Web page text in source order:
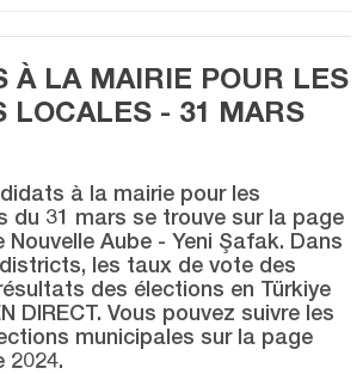
À LA MAIRIE POUR LES
LOCALES - 31 MARS
à la mairie pour les
du 31 mars se trouve sur la page
Aube - Yeni Şafak. Dans
les taux de vote des
des élections en Türkiye
DIRECT. Vous pouvez suivre les
municipales sur la page
2024.